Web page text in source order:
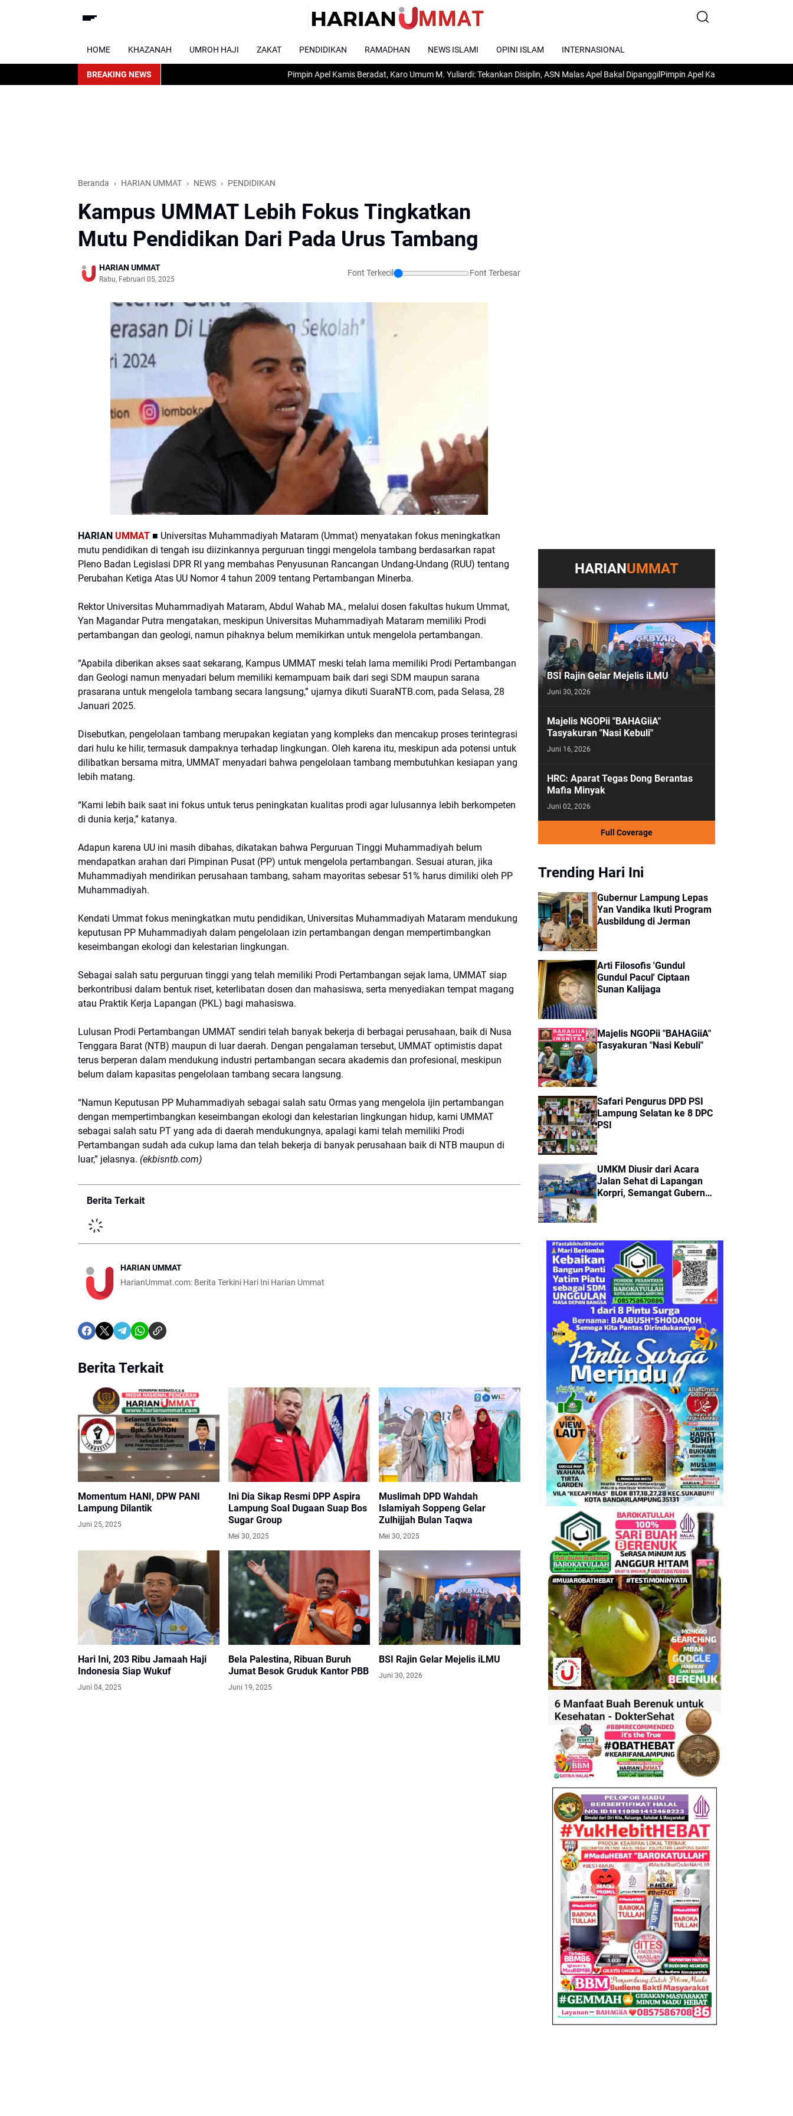
HOME KHAZANAH UMROH HAJI ZAKAT PENDIDIKAN RAMADHAN NEWS ISLAMI OPINI ISLAM INTERNASIONAL
BREAKING NEWS Pimpin Apel Kamis Beradat, Karo Umum M. Yuliardi: Tekankan Disiplin, ASN Malas Apel Bakal DipanggilPimpin Apel Kamis Beradat, Karo Umum M.
Beranda HARIAN UMMAT NEWS PENDIDIKAN
Kampus UMMAT Lebih Fokus Tingkatkan
Mutu Pendidikan Dari Pada Urus Tambang
HARIAN UMMAT
Rabu, Februari 05, 2025
Font Terkecil Font Terbesar
HARIAN UMMAT ■ Universitas Muhammadiyah Mataram (Ummat) menyatakan fokus meningkatkan
mutu pendidikan di tengah isu diizinkannya perguruan tinggi mengelola tambang berdasarkan rapat
Pleno Badan Legislasi DPR RI yang membahas Penyusunan Rancangan Undang-Undang (RUU) tentang
Perubahan Ketiga Atas UU Nomor 4 tahun 2009 tentang Pertambangan Minerba.
Rektor Universitas Muhammadiyah Mataram, Abdul Wahab MA., melalui dosen fakultas hukum Ummat,
Yan Magandar Putra mengatakan, meskipun Universitas Muhammadiyah Mataram memiliki Prodi
pertambangan dan geologi, namun pihaknya belum memikirkan untuk mengelola pertambangan.
“Apabila diberikan akses saat sekarang, Kampus UMMAT meski telah lama memiliki Prodi Pertambangan
dan Geologi namun menyadari belum memiliki kemampuam baik dari segi SDM maupun sarana
prasarana untuk mengelola tambang secara langsung,” ujarnya dikuti SuaraNTB.com, pada Selasa, 28
Januari 2025.
Disebutkan, pengelolaan tambang merupakan kegiatan yang kompleks dan mencakup proses terintegrasi
dari hulu ke hilir, termasuk dampaknya terhadap lingkungan. Oleh karena itu, meskipun ada potensi untuk
dilibatkan bersama mitra, UMMAT menyadari bahwa pengelolaan tambang membutuhkan kesiapan yang
lebih matang.
“Kami lebih baik saat ini fokus untuk terus peningkatan kualitas prodi agar lulusannya lebih berkompeten
di dunia kerja,” katanya.
Adapun karena UU ini masih dibahas, dikatakan bahwa Perguruan Tinggi Muhammadiyah belum
mendapatkan arahan dari Pimpinan Pusat (PP) untuk mengelola pertambangan. Sesuai aturan, jika
Muhammadiyah mendirikan perusahaan tambang, saham mayoritas sebesar 51% harus dimiliki oleh PP
Muhammadiyah.
Kendati Ummat fokus meningkatkan mutu pendidikan, Universitas Muhammadiyah Mataram mendukung
keputusan PP Muhammadiyah dalam pengelolaan izin pertambangan dengan mempertimbangkan
keseimbangan ekologi dan kelestarian lingkungan.
Sebagai salah satu perguruan tinggi yang telah memiliki Prodi Pertambangan sejak lama, UMMAT siap
berkontribusi dalam bentuk riset, keterlibatan dosen dan mahasiswa, serta menyediakan tempat magang
atau Praktik Kerja Lapangan (PKL) bagi mahasiswa.
Lulusan Prodi Pertambangan UMMAT sendiri telah banyak bekerja di berbagai perusahaan, baik di Nusa
Tenggara Barat (NTB) maupun di luar daerah. Dengan pengalaman tersebut, UMMAT optimistis dapat
terus berperan dalam mendukung industri pertambangan secara akademis dan profesional, meskipun
belum dalam kapasitas pengelolaan tambang secara langsung.
“Namun Keputusan PP Muhammadiyah sebagai salah satu Ormas yang mengelola ijin pertambangan
dengan mempertimbangkan keseimbangan ekologi dan kelestarian lingkungan hidup, kami UMMAT
sebagai salah satu PT yang ada di daerah mendukungnya, apalagi kami telah memiliki Prodi
Pertambangan sudah ada cukup lama dan telah bekerja di banyak perusahaan baik di NTB maupun di
luar,” jelasnya. (ekbisntb.com)
Berita Terkait
HARIAN UMMAT
HarianUmmat.com: Berita Terkini Hari Ini Harian Ummat
Berita Terkait
Momentum HANI, DPW PANI
Lampung Dilantik
Juni 25, 2025
Ini Dia Sikap Resmi DPP Aspira
Lampung Soal Dugaan Suap Bos
Sugar Group
Mei 30, 2025
Muslimah DPD Wahdah
Islamiyah Soppeng Gelar
Zulhijjah Bulan Taqwa
Mei 30, 2025
Hari Ini, 203 Ribu Jamaah Haji
Indonesia Siap Wukuf
Juni 04, 2025
Bela Palestina, Ribuan Buruh
Jumat Besok Gruduk Kantor PBB
Juni 19, 2025
BSI Rajin Gelar Mejelis iLMU
Juni 30, 2026
HARIANUMMAT
BSI Rajin Gelar Mejelis iLMU
Juni 30, 2026
Majelis NGOPii "BAHAGiiA"
Tasyakuran "Nasi Kebuli"
Juni 16, 2026
HRC: Aparat Tegas Dong Berantas
Mafia Minyak
Juni 02, 2026
Full Coverage
Trending Hari Ini
Gubernur Lampung Lepas
Yan Vandika Ikuti Program
Ausbildung di Jerman
Arti Filosofis 'Gundul
Gundul Pacul' Ciptaan
Sunan Kalijaga
Majelis NGOPii "BAHAGiiA"
Tasyakuran "Nasi Kebuli"
Safari Pengurus DPD PSI
Lampung Selatan ke 8 DPC
PSI
UMKM Diusir dari Acara
Jalan Sehat di Lapangan
Korpri, Semangat Gubernur